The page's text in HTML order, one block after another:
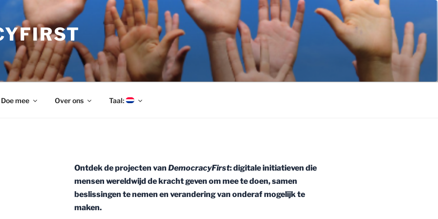
Doe mee Over ons Taal:
Ontdek de projecten van DemocracyFirst: digitale initiatieven die
mensen wereldwijd de kracht geven om mee te doen, samen
beslissingen te nemen en verandering van onderaf mogelijk te
maken.